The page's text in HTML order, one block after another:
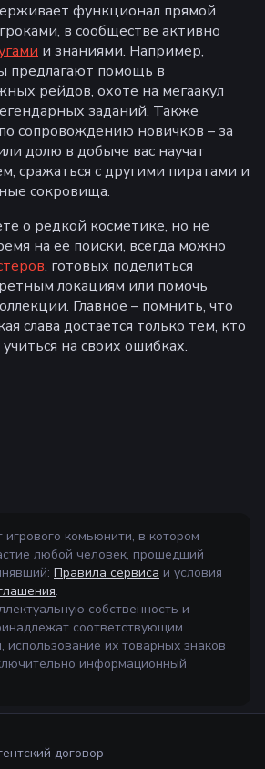
функционал прямой
в сообществе активно
и знаниями. Например,
предлагают помощь в
рейдов, охоте на мегаакул
заданий. Также
сопровождению новичков – за
долю в добыче вас научат
сражаться с другими пиратами и
сокровища.
о редкой косметике, но не
на её поиски, всегда можно
, готовых поделиться
локациям или помочь
Главное – помнить, что
слава достается только тем, кто
на своих ошибках.
комьюнити, в котором
любой человек, прошедший
Правила сервиса и условия
.
собственность и
соответствующим
использование их товарных знаков
информационный
договор